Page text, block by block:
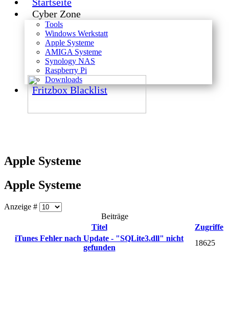
Cyber Zone
Tools
Windows Werkstatt
Apple Systeme
AMIGA Systeme
Synology NAS
Raspberry Pi
Downloads
Fritzbox Blacklist
Apple Systeme
Apple Systeme
Anzeige #
Beiträge
Titel
Zugriffe
iTunes Fehler nach Update - "SQLite3.dll" nicht
gefunden
18625